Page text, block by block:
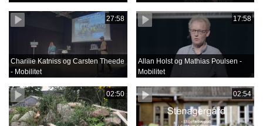
27:58
Charilie Katniss og Carsten Theede
- Mobilitet
17:58
Allan Holst og Mathias Poulsen -
Mobilitet
02:50 02:54